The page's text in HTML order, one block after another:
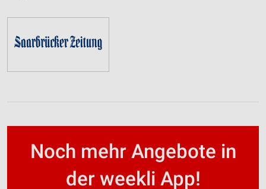
Noch mehr Angebote in
der weekli App!